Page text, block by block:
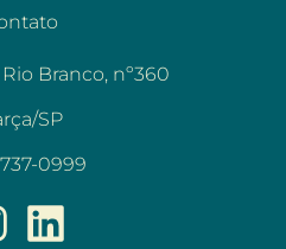
Branco, nº360
SP
0999